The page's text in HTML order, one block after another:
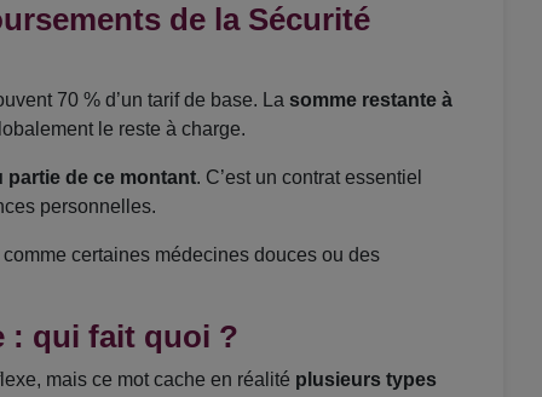
de la Sécurité
70 % d’un tarif de base. La somme restante à
le reste à charge.
partie de ce montant. C’est un contrat essentiel
personnelles.
comme certaines médecines douces ou des
: qui fait quoi ?
mais ce mot cache en réalité plusieurs types